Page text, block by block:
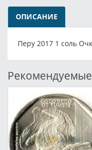
ОПИСАНИЕ
Перу 2017 1 соль